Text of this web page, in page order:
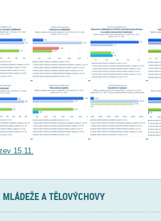
15.11.
A TĚLOVÝCHOVY